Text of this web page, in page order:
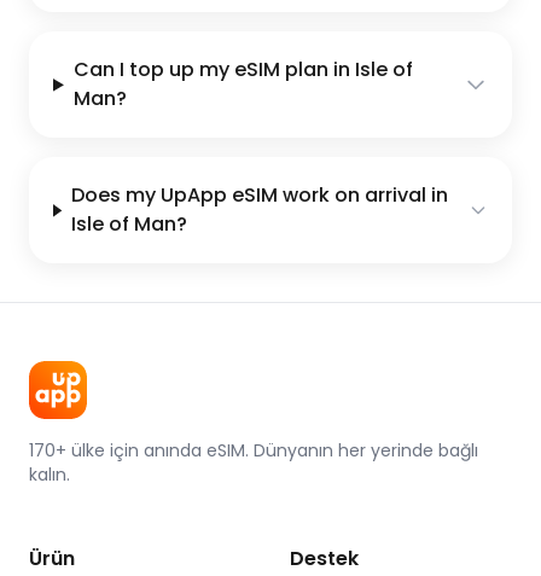
Can I top up my eSIM plan in Isle of
Man?
Does my UpApp eSIM work on arrival in
Isle of Man?
170+ ülke için anında eSIM. Dünyanın her yerinde bağlı
kalın.
Ürün Destek